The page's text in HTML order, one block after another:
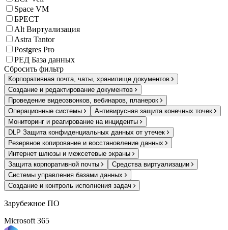
Space VM
БРЕСТ
Alt Виртуализация
Astra Tantor
Postgres Pro
РЕД База данных
Сбросить фильтр
Корпоративная почта, чаты, хранилище документов
Создание и редактирование документов
Проведение видеозвонков, вебинаров, планерок
Операционные системы
Антивирусная защита конечных точек
Мониторинг и реагирование на инциденты
DLP Защита конфиденциальных данных от утечек
Резервное копирование и восстановление данных
Интернет шлюзы и межсетевые экраны
Защита корпоративной почты
Средства виртуализации
Системы управления базами данных
Создание и контроль исполнения задач
Зарубежное ПО
Microsoft 365